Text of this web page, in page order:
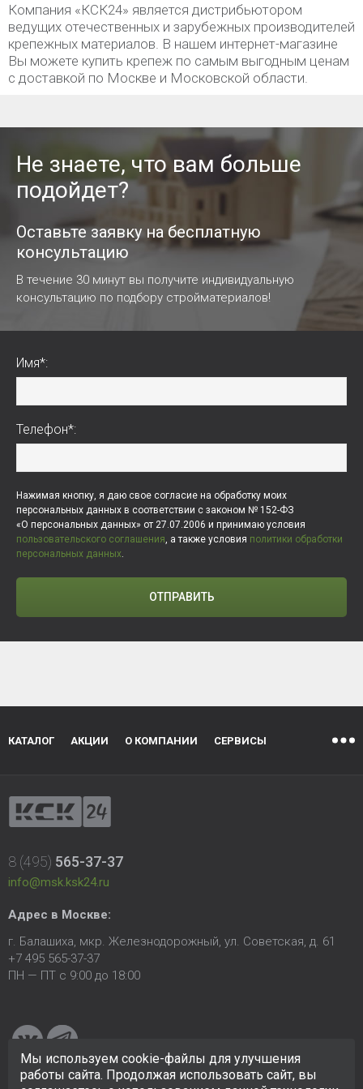
Компания «КСК24» является дистрибьютором
ведущих отечественных и зарубежных производителей
крепежных материалов. В нашем интернет-магазине
Вы можете купить крепеж по самым выгодным ценам
с доставкой по Москве и Московской области.
Не знаете, что вам больше
подойдет?
Оставьте заявку на бесплатную
консультацию
В течение 30 минут вы получите индивидуальную
консультацию по подбору стройматериалов!
Имя*:
Телефон*:
Нажимая кнопку, я даю свое согласие на обработку моих
персональных данных в соответствии с законом № 152-ФЗ
«О персональных данных» от 27.07.2006 и принимаю условия
пользовательского соглашения , а также условия политики обработки
персональных данных
ОТПРАВИТЬ
КАТАЛОГ АКЦИИ О КОМПАНИИ СЕРВИСЫ
8 (495) 565-37-37
info@msk.ksk24.ru
Адрес в Москве:
г. Балашиха, мкр. Железнодорожный, ул. Советская, д. 61
+7 495 565-37-37
ПН — ПТ с 9:00 до 18:00
Мы используем cookie-файлы для улучшения
работы сайта. Продолжая использовать сайт, вы